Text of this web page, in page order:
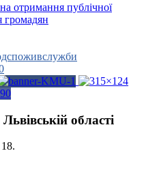
отримання публічної
громадян
області